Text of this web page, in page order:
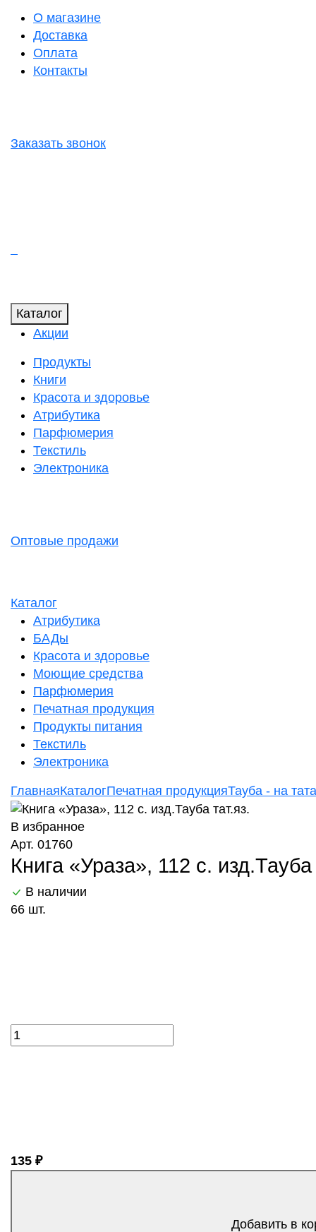
О магазине
Доставка
Оплата
Контакты
Заказать звонок
Каталог
Акции
Продукты
Книги
Красота и здоровье
Атрибутика
Парфюмерия
Текстиль
Электроника
Оптовые продажи
Каталог
Атрибутика
БАДы
Красота и здоровье
Моющие средства
Парфюмерия
Печатная продукция
Продукты питания
Текстиль
Электроника
ГлавнаяКаталогПечатная продукцияТауба - на
В избранное
Арт. 01760
Книга «Ураза», 112 с. изд.Тауба
В наличии
66 шт.
135 ₽
Добавить в